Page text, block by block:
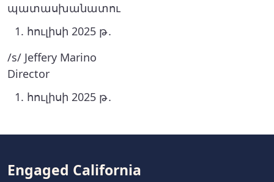
պատասխանատու
հուլիսի 2025 թ․
/s/ Jeffery Marino
Director
հուլիսի 2025 թ․
Engaged California